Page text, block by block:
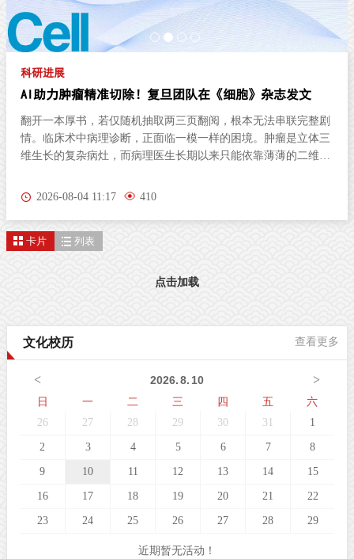
科研进展
AI助力肿瘤精准切除！复旦团队在《细胞》杂志发文
翻开一本厚书，若仅随机抽取两三页翻阅，根本无法串联完整剧
情。临床术中病理诊断，正面临一模一样的困境。肿瘤是立体三
维生长的复杂病灶，而病理医生长期以来只能依靠薄薄的二维切
隙立体蔓延、分布隐匿，单一平面切片极易遗漏关键病变区域，
队联合物理学系季敏标团队，在国际学术期刊《细胞》（Cell）
mapping of glioma infiltration”，推出全新超快速三维病理技术平
受激拉曼散射（SRS）成像原理，创新性融合快速组织透明化技
术与无监督学习图像生成算法，解决了三维病理成像周期漫长的
2026-08-04 11:17 410
卡片 列表
点击加载
文化校历 查看更多
< >
2026.8. 10
日
一 二 三 四 五 六
26 27 28 29 30 31 1
2 3 4 5 6 7 8
9 10 11 12 13 14 15
16 17 18 19 20 21 22
23 24 25 26 27 28 29
近期暂无活动！